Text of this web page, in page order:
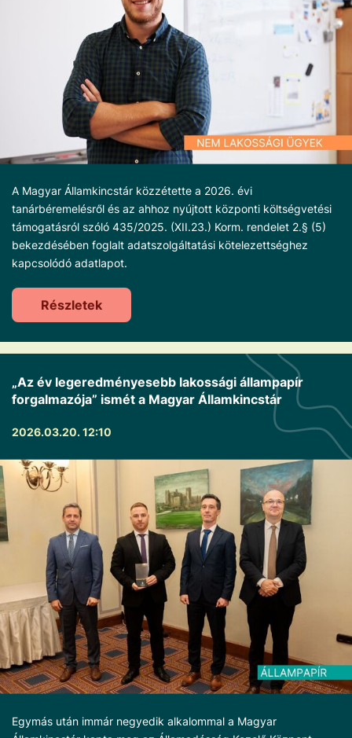
A Magyar Államkincstár közzétette a 2026. évi
tanárbéremelésről és az ahhoz nyújtott központi költségvetési
támogatásról szóló 435/2025. (XII.23.) Korm. rendelet 2.§ (5)
bekezdésében foglalt adatszolgáltatási kötelezettséghez
kapcsolódó adatlapot.
Részletek
„Az év legeredményesebb lakossági állampapír
forgalmazója” ismét a Magyar Államkincstár
2026.03.20. 12:10
Egymás után immár negyedik alkalommal a Magyar